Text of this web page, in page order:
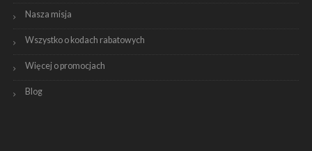
Nasza misja
Wszystko o kodach rabatowych
Więcej o promocjach
Blog